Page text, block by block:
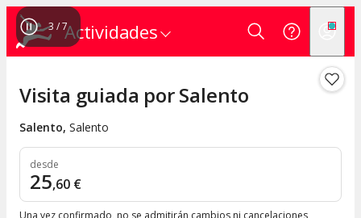
Actividades
3 /7
Visita guiada por Salento
Salento, Salento
desde
25,60 €
Una vez confirmado, no se admitirán cambios ni cancelaciones